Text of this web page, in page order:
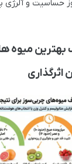
حساسیت و آلرژی
بهترین میوه
اثرگذاری